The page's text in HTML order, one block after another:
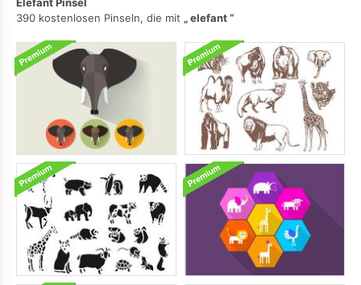
390 kostenlosen Pinseln, die mit
elefant